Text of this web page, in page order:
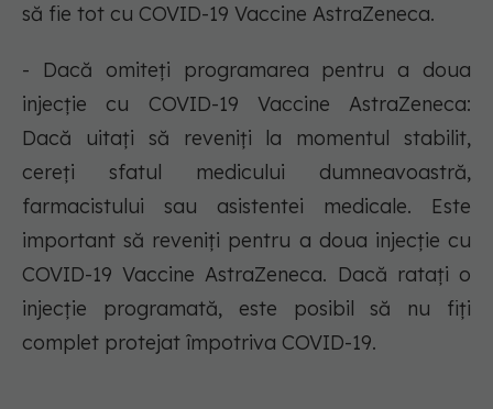
să fie tot cu COVID-19 Vaccine AstraZeneca.
- Dacă omiteți programarea pentru a doua
injecție cu COVID-19 Vaccine AstraZeneca:
Dacă uitați să reveniți la momentul stabilit,
cereți sfatul medicului dumneavoastră,
farmacistului sau asistentei medicale. Este
important să reveniți pentru a doua injecție cu
COVID-19 Vaccine AstraZeneca. Dacă ratați o
injecție programată, este posibil să nu fiți
complet protejat împotriva COVID-19.